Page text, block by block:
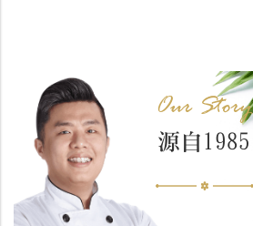
Our Story
源自1985